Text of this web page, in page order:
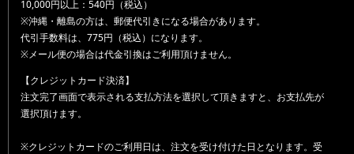
10,000円以上：540円（税込）
※沖縄・離島の方は、郵便代引きになる場合があります。
代引手数料は、775円（税込）になります。
※メール便の場合は代金引換はご利用頂けません。
【クレジットカード決済】
注文完了画面で表示される支払方法を選択して頂きますと、お支払先が
選択頂けます。
※クレジットカードのご利用日は、注文を受け付けた日となります。受